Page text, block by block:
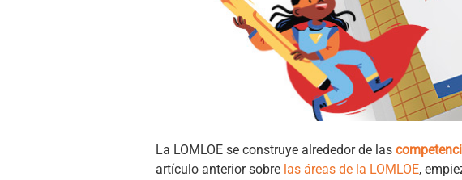
La LOMLOE se construye alrededor de las
artículo anterior sobre las áreas de la LOMLOE,